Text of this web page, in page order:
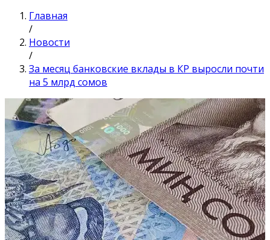
Главная
/
Новости
/
За месяц банковские вклады в КР выросли почти
на 5 млрд сомов